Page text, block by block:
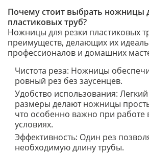
Почему стоит выбрать ножницы
пластиковых труб?
Ножницы для резки пластиковых
преимуществ, делающих их
профессионалов и домашних
Чистота реза: Ножницы
ровный рез без заусенцев.
Удобство использования:
размеры делают ножницы
что особенно важно при работе
условиях.
Эффективность: Один рез
необходимую длину трубы.